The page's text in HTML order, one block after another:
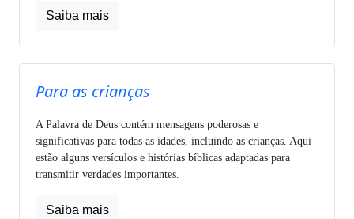
Saiba mais
Para as crianças
A Palavra de Deus contém mensagens poderosas e
significativas para todas as idades, incluindo as crianças. Aqui
estão alguns versículos e histórias bíblicas adaptadas para
transmitir verdades importantes.
Saiba mais